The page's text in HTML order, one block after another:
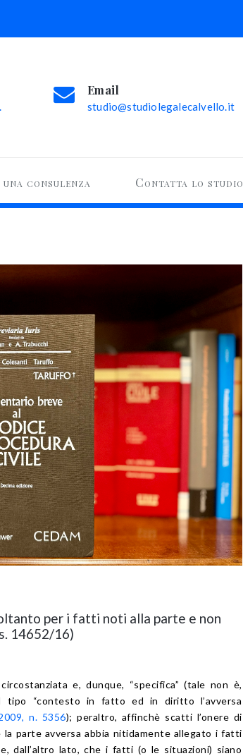
Email
studio@studiolegalecalvello.it
consulenza Contatta lo studio
per i fatti noti alla parte e non
14652/16)
e, dunque, “specifica” (tale non è,
tipo “contesto in fatto ed in diritto l’avversa
n. 5356); peraltro, affinchè scatti l’onere di
parte avversa abbia nitidamente allegato i fatti
dall’altro lato, che i fatti (o le situazioni) siano